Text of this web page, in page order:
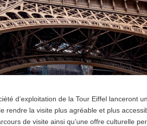
d’exploitation de la Tour Eiffel lanceront
rendre la visite plus agréable et plus
de visite ainsi qu’une offre culturelle